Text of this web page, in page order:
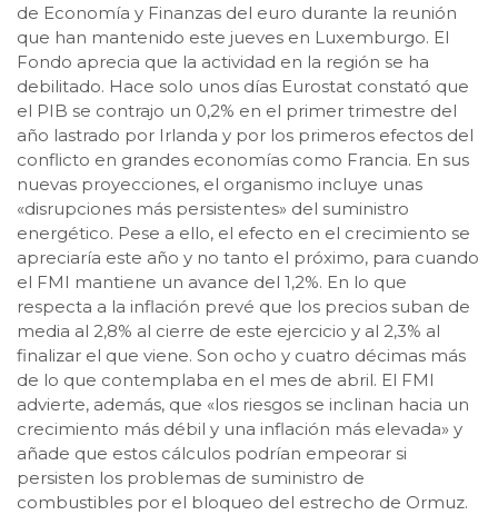
de Economía y Finanzas del euro durante la reunión
que han mantenido este jueves en Luxemburgo. El
Fondo aprecia que la actividad en la región se ha
debilitado. Hace solo unos días Eurostat constató que
el PIB se contrajo un 0,2% en el primer trimestre del
año lastrado por Irlanda y por los primeros efectos del
conflicto en grandes economías como Francia. En sus
nuevas proyecciones, el organismo incluye unas
«disrupciones más persistentes» del suministro
energético. Pese a ello, el efecto en el crecimiento se
apreciaría este año y no tanto el próximo, para cuando
el FMI mantiene un avance del 1,2%. En lo que
respecta a la inflación prevé que los precios suban de
media al 2,8% al cierre de este ejercicio y al 2,3% al
finalizar el que viene. Son ocho y cuatro décimas más
de lo que contemplaba en el mes de abril. El FMI
advierte, además, que «los riesgos se inclinan hacia un
crecimiento más débil y una inflación más elevada» y
añade que estos cálculos podrían empeorar si
persisten los problemas de suministro de
combustibles por el bloqueo del estrecho de Ormuz.